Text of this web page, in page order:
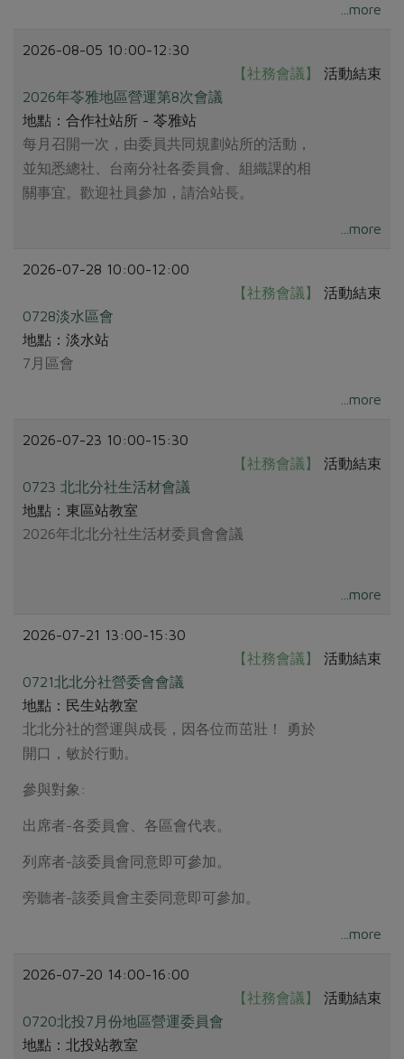
...more
2026-08-05 10:00-12:30
【社務會議】
活動結束
2026年苓雅地區營運第8次會議
地點：合作社站所 - 苓雅站
每月召開一次，由委員共同規劃站所的活動，
並知悉總社、台南分社各委員會、組織課的相
關事宜。歡迎社員參加，請洽站長。
...more
2026-07-28 10:00-12:00
【社務會議】
活動結束
0728淡水區會
地點：淡水站
7月區會
...more
2026-07-23 10:00-15:30
【社務會議】
活動結束
0723 北北分社生活材會議
地點：東區站教室
2026年北北分社生活材委員會會議
...more
2026-07-21 13:00-15:30
【社務會議】
活動結束
0721北北分社營委會會議
地點：民生站教室
北北分社的營運與成長，因各位而茁壯！ 勇於
開口，敏於行動。
參與對象:
出席者-各委員會、各區會代表。
列席者-該委員會同意即可參加。
旁聽者-該委員會主委同意即可參加。
...more
2026-07-20 14:00-16:00
【社務會議】
活動結束
0720北投7月份地區營運委員會
地點：北投站教室